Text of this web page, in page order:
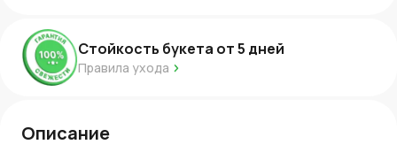
Стойкость букета от5 дней
Правила ухода
Описание